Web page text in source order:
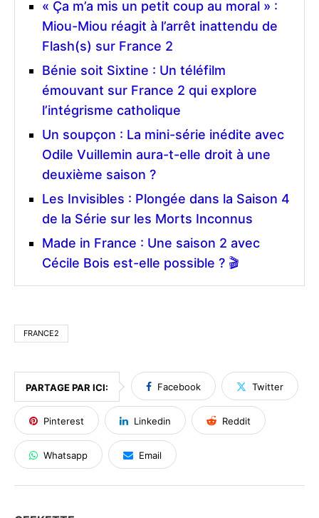
« Ça m’a mis un petit coup au moral » :
Miou-Miou réagit à l’arrêt inattendu de
Flash(s) sur France 2
Bénie soit Sixtine : Un téléfilm
émouvant sur France 2 qui explore
l’intégrisme catholique
Un soupçon : La mini-série inédite avec
Odile Vuillemin aura-t-elle droit à une
deuxième saison ?
Les Invisibles : Plongée dans la Saison 4
de la Série sur les Morts Inconnus
Made in France : Une saison 2 avec
Cécile Bois est-elle possible ? 🎬
FRANCE2
PARTAGE PAR ICI: Facebook Twitter
Pinterest Linkedin Reddit
Whatsapp Email